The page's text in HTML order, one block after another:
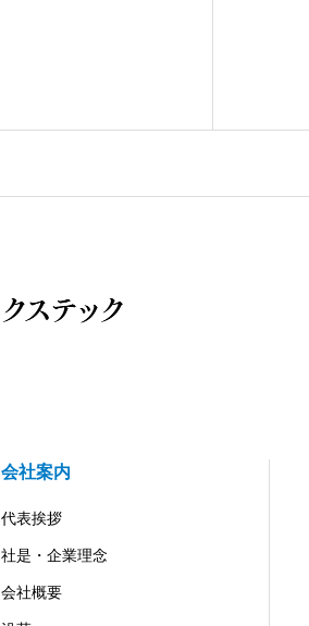
会社案内
代表挨拶
社是・企業理念
会社概要